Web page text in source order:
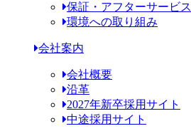
保証・アフターサービス
環境への取り組み
会社案内
会社概要
沿革
2027年新卒採用サイト
中途採用サイト